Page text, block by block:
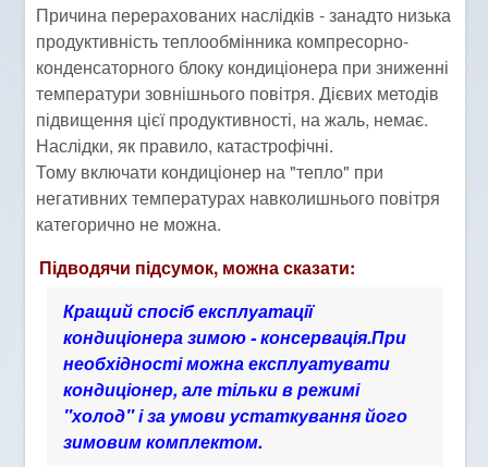
Причина перерахованих наслідків - занадто низька
продуктивність теплообмінника компресорно-
конденсаторного блоку кондиціонера при зниженні
температури зовнішнього повітря. Дієвих методів
підвищення цієї продуктивності, на жаль, немає.
Наслідки, як правило, катастрофічні.
Тому включати кондиціонер на "тепло" при
негативних температурах навколишнього повітря
категорично не можна.
Підводячи підсумок, можна сказати:
Кращий спосіб експлуатації
кондиціонера зимою - консервація.При
необхідності можна експлуатувати
кондиціонер, але тільки в режимі
"холод" і за умови устаткування його
зимовим комплектом.